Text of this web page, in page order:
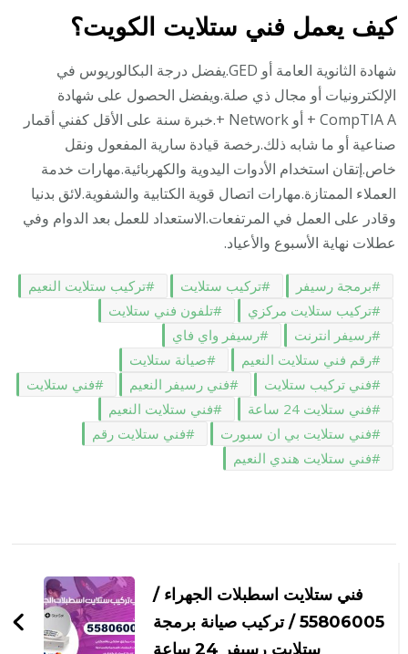
كيف يعمل فني ستلايت الكويت؟
شهادة الثانوية العامة أو GED.يفضل درجة البكالوريوس في
الإلكترونيات أو مجال ذي صلة.ويفضل الحصول على شهادة
CompTIA A + أو Network +.خبرة سنة على الأقل كفني أقمار
صناعية أو ما شابه ذلك.رخصة قيادة سارية المفعول ونقل
خاص.إتقان استخدام الأدوات اليدوية والكهربائية.مهارات خدمة
العملاء الممتازة.مهارات اتصال قوية الكتابية والشفوية.لائق بدنيا
وقادر على العمل في المرتفعات.الاستعداد للعمل بعد الدوام وفي
عطلات نهاية الأسبوع والأعياد.
برمجة رسيفر تركيب ستلايت
تركيب ستلايت النعيم
تركيب ستلايت مركزي
تلفون فني ستلايت
رسيفر انترنت
رسيفر واي فاي
رقم فني ستلايت النعيم
صيانة ستلايت
فني تركيب ستلايت
فني رسيفر النعيم
فني ستلايت
فني ستلايت 24 ساعة
فني ستلايت النعيم
فني ستلايت بي ان سبورت
فني ستلايت رقم
فني ستلايت هندي النعيم
بين
التدوينات
فني ستلايت اسطبلات الجهراء /
55806005 / تركيب صيانة برمجة
ستلايت رسيفر 24 ساعة